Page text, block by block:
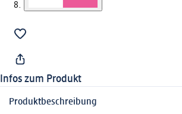
Infos zum Produkt
Produktbeschreibung